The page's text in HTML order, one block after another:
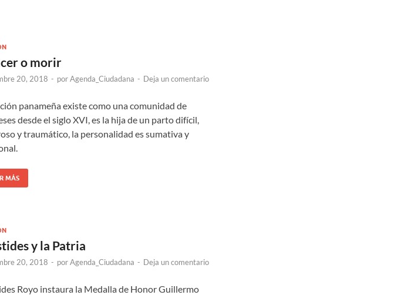
o morir
20, 2018 - porAgenda_Ciudadana - Deja un comentario
panameña existe como una comunidad de
desde el siglo XVI, es la hija de un parto difícil,
y traumático, la personalidad es sumativa y
MÁS
y la Patria
20, 2018 - porAgenda_Ciudadana - Deja un comentario
Royo instaura la Medalla de Honor Guillermo